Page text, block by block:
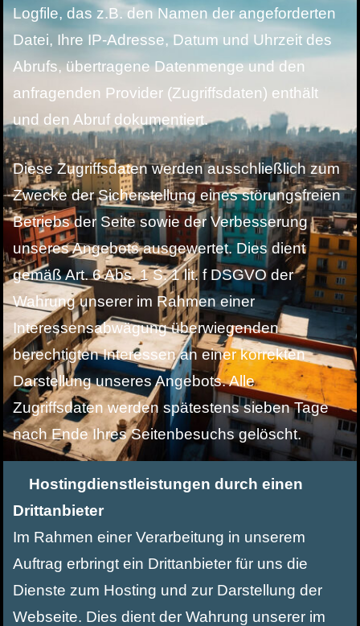
Logfile, das z.B. den Namen der angeforderten
Datei, Ihre IP-Adresse, Datum und Uhrzeit des
Abrufs, übertragene Datenmenge und den
anfragenden Provider (Zugriffsdaten) enthält
und den Abruf dokumentiert.
Diese Zugriffsdaten werden ausschließlich zum
Zwecke der Sicherstellung eines störungsfreien
Betriebs der Seite sowie der Verbesserung
unseres Angebots ausgewertet. Dies dient
gemäß Art. 6 Abs. 1 S. 1 lit. f DSGVO der
Wahrung unserer im Rahmen einer
Interessensabwägung überwiegenden
berechtigten Interessen an einer korrekten
Darstellung unseres Angebots. Alle
Zugriffsdaten werden spätestens sieben Tage
nach Ende Ihres Seitenbesuchs gelöscht.
Hostingdienstleistungen durch einen
Drittanbieter
Im Rahmen einer Verarbeitung in unserem
Auftrag erbringt ein Drittanbieter für uns die
Dienste zum Hosting und zur Darstellung der
Webseite. Dies dient der Wahrung unserer im